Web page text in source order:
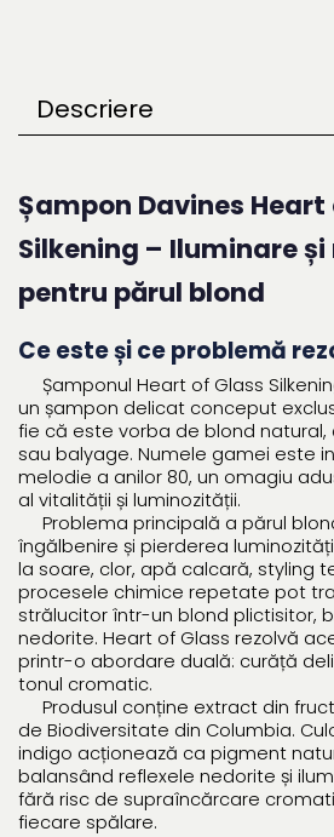
Descriere
Șampon Davines Heart
Silkening – Iluminare
pentru părul blond
Ce este și ce problemă
Șamponul Heart of Glass
un șampon delicat conceput
fie că este vorba de blond
sau balyage. Numele gamei este
melodie a anilor 80, un omagiu
al vitalității și luminozității.
Problema principală a părul
îngălbenire și pierderea
la soare, clor, apă calcară, styling
procesele chimice repetate pot
strălucitor într-un blond plictisitor,
nedorite. Heart of Glass rezolvă
printr-o abordare duală: curăță
tonul cromatic.
Produsul conține extract din
de Biodiversitate din Columbia.
indigo acționează ca pigment
balansând reflexele nedorite și
fără risc de supraîncărcare
fiecare spălare.